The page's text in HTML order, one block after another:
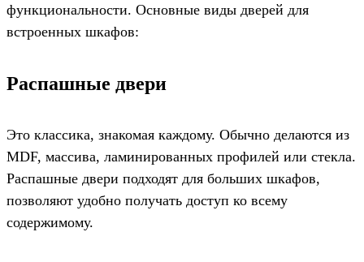
функциональности. Основные виды дверей для
встроенных шкафов:
Распашные двери
Это классика, знакомая каждому. Обычно делаются из
MDF, массива, ламинированных профилей или стекла.
Распашные двери подходят для больших шкафов,
позволяют удобно получать доступ ко всему
содержимому.